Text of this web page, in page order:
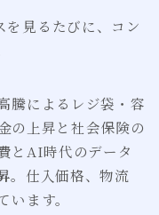
見るたびに、コン
騰によるレジ袋・容
の上昇と社会保険の
とAI時代のデータ
。仕入価格、物流
ます。